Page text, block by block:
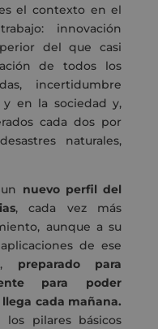
el contexto en el
innovación
del que casi
de todos los
incertidumbre
en la sociedad y,
cada dos por
naturales,
nuevo perfil del
, cada vez más
aunque a su
de ese
preparado para
para poder
cada mañana.
pilares básicos